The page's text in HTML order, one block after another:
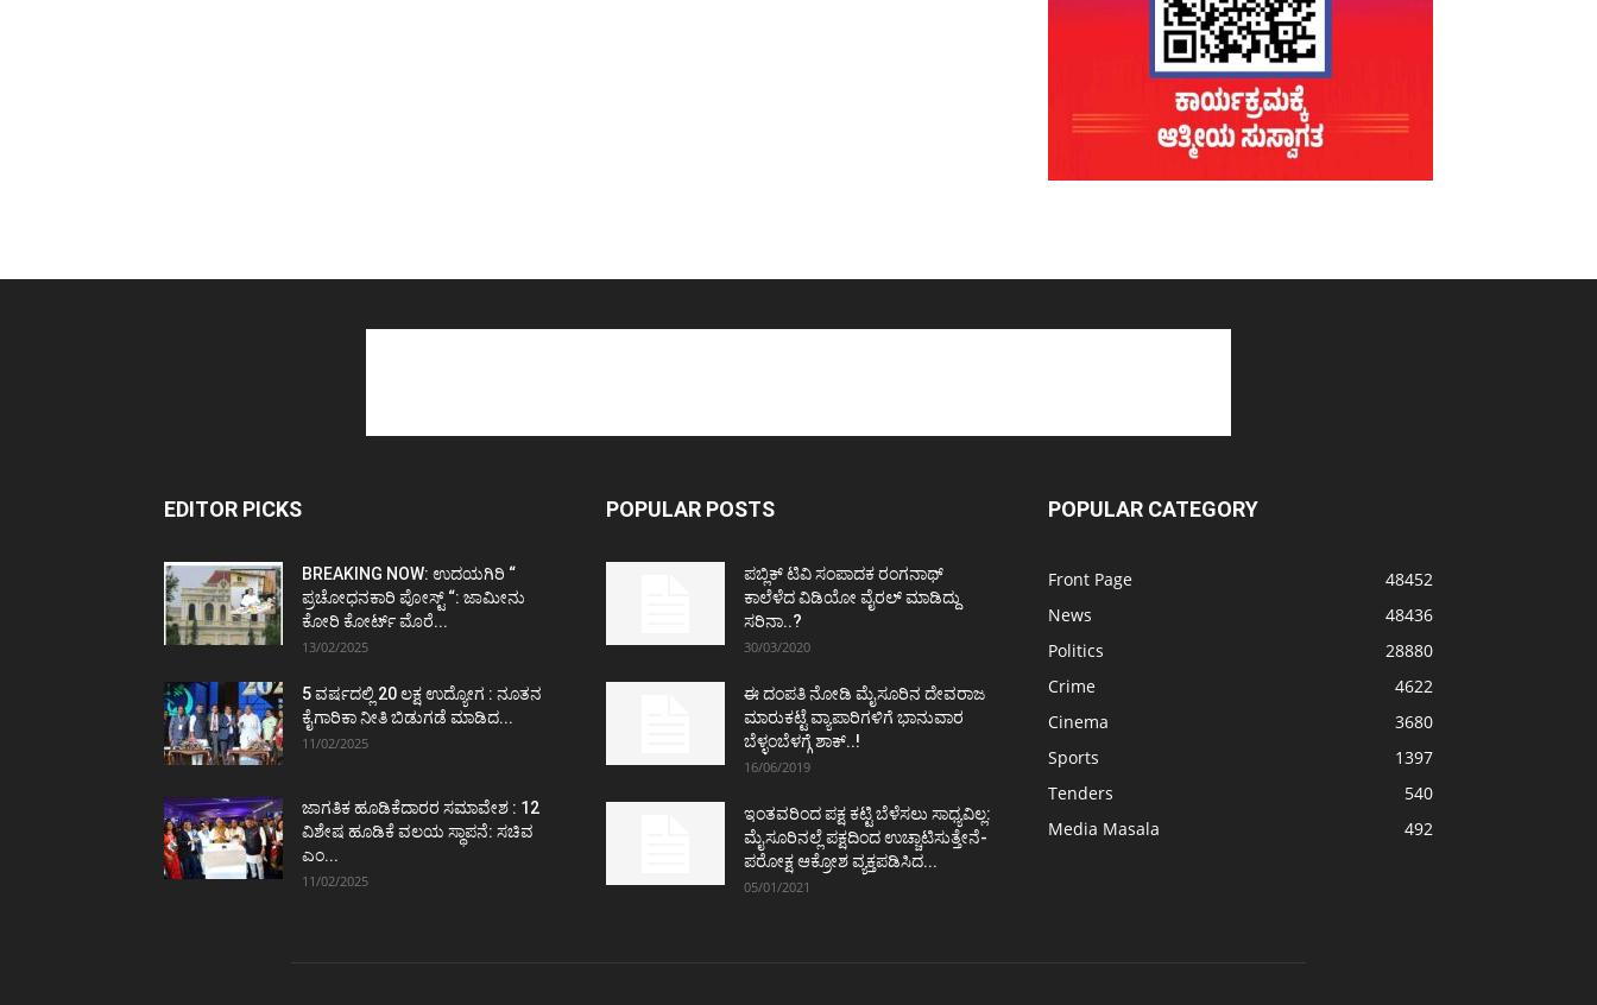
EDITOR PICKS
BREAKING NOW: ಉದಯಗಿರಿ “
ಪ್ರಚೋಧನಕಾರಿ ಪೋಸ್ಟ್‌ “: ಜಾಮೀನು
ಕೋರಿ ಕೋರ್ಟ್‌ ಮೊರೆ...
13/02/2025
5 ವರ್ಷದಲ್ಲಿ 20 ಲಕ್ಷ ಉದ್ಯೋಗ : ನೂತನ
ಕೈಗಾರಿಕಾ ನೀತಿ ಬಿಡುಗಡೆ ಮಾಡಿದ...
11/02/2025
ಜಾಗತಿಕ ಹೂಡಿಕೆದಾರರ ಸಮಾವೇಶ : 12
ವಿಶೇಷ ಹೂಡಿಕೆ ವಲಯ ಸ್ಥಾಪನೆ: ಸಚಿವ
ಎಂ...
11/02/2025
POPULAR POSTS
ಪಬ್ಲಿಕ್ ಟಿವಿ ಸಂಪಾದಕ ರಂಗನಾಥ್
ಕಾಲೆಳೆದ ವಿಡಿಯೋ ವೈರಲ್ ಮಾಡಿದ್ದು
ಸರಿನಾ..?
30/03/2020
ಈ ದಂಪತಿ ನೋಡಿ ಮೈಸೂರಿನ ದೇವರಾಜ
ಮಾರುಕಟ್ಟೆ ವ್ಯಾಪಾರಿಗಳಿಗೆ ಭಾನುವಾರ
ಬೆಳ್ಳಂಬೆಳಗ್ಗೆ ಶಾಕ್..!
16/06/2019
ಇಂತವರಿಂದ ಪಕ್ಷ ಕಟ್ಟಿ ಬೆಳೆಸಲು ಸಾಧ್ಯವಿಲ್ಲ:
ಮೈಸೂರಿನಲ್ಲೆ ಪಕ್ಷದಿಂದ ಉಚ್ಚಾಟಿಸುತ್ತೇನೆ-
ಪರೋಕ್ಷ ಆಕ್ರೋಶ ವ್ಯಕ್ತಪಡಿಸಿದ...
05/01/2021
POPULAR CATEGORY
Front Page
48452
News
48436
Politics
28880
Crime
4622
Cinema
3680
Sports
1397
Tenders
540
Media Masala
492